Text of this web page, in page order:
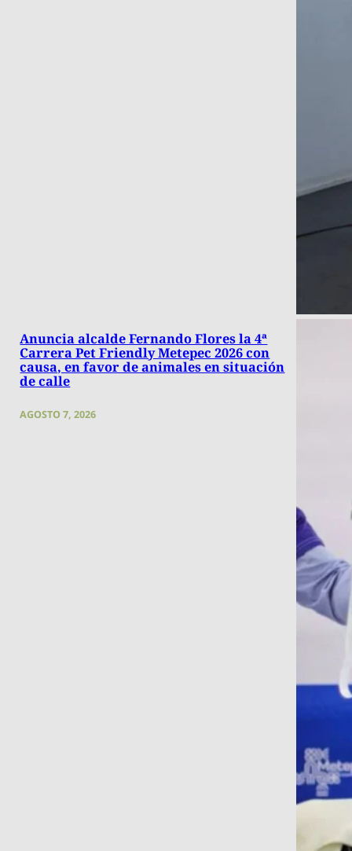
Anuncia alcalde Fernando Flores la 4ª
Carrera Pet Friendly Metepec 2026 con
causa, en favor de animales en situación
de calle
AGOSTO 7, 2026